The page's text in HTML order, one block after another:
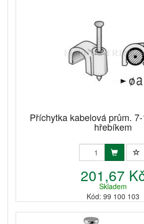
Příchytka kabelová prům.
hřebíkem
201,67
Skladem
Kód: 99 100 103